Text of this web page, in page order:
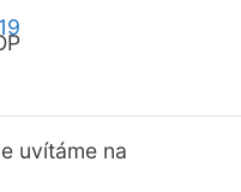
uvítáme na